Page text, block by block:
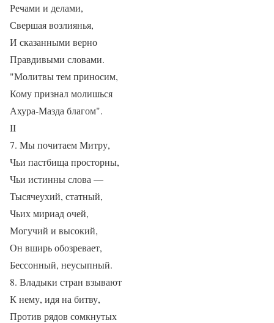
Речами и делами,
Свершая возлиянья,
И сказанными верно
Правдивыми словами.
"Молитвы тем приносим,
Кому признал молишься
Ахура-Мазда благом".
II
7. Мы почитаем Митру,
Чьи пастбища просторны,
Чьи истинны слова —
Тысячеухий, статный,
Чьих мириад очей,
Могучий и высокий,
Он вширь обозревает,
Бессонный, неусыпный.
8. Владыки стран взывают
К нему, идя на битву,
Против рядов сомкнутых